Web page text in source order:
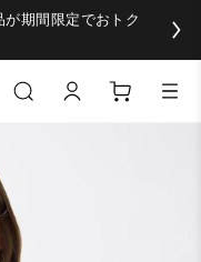
期間限定でおトク